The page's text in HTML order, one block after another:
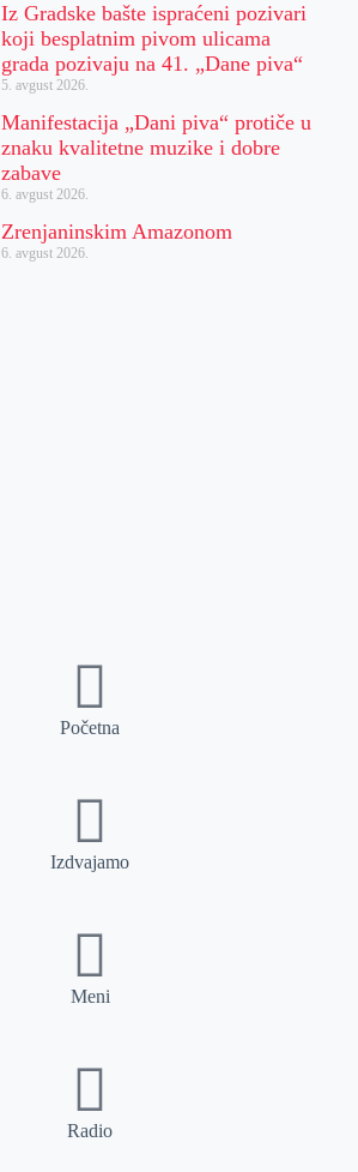
Iz Gradske bašte ispraćeni pozivari
koji besplatnim pivom ulicama
grada pozivaju na 41. „Dane piva“
5. avgust 2026.
Manifestacija „Dani piva“ protiče u
znaku kvalitetne muzike i dobre
zabave
6. avgust 2026.
Zrenjaninskim Amazonom
6. avgust 2026.
Početna
Izdvajamo
Meni
Radio